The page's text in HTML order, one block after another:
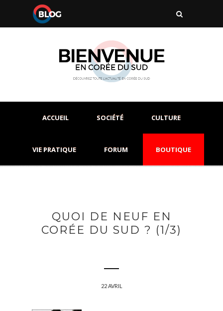
ACCUEIL SOCIÉTÉ CULTURE
VIE PRATIQUE FORUM BOUTIQUE
QUOI DE NEUF EN
CORÉE DU SUD ? (1/3)
22 AVRIL